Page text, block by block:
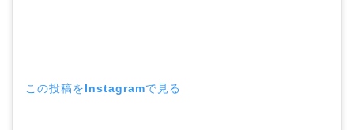
この投稿をInstagramで見る